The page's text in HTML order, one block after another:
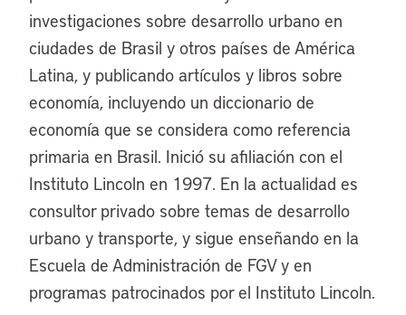
investigaciones sobre desarrollo urbano en
ciudades de Brasil y otros países de América
Latina, y publicando artículos y libros sobre
economía, incluyendo un diccionario de
economía que se considera como referencia
primaria en Brasil. Inició su afiliación con el
Instituto Lincoln en 1997. En la actualidad es
consultor privado sobre temas de desarrollo
urbano y transporte, y sigue enseñando en la
Escuela de Administración de FGV y en
programas patrocinados por el Instituto Lincoln.